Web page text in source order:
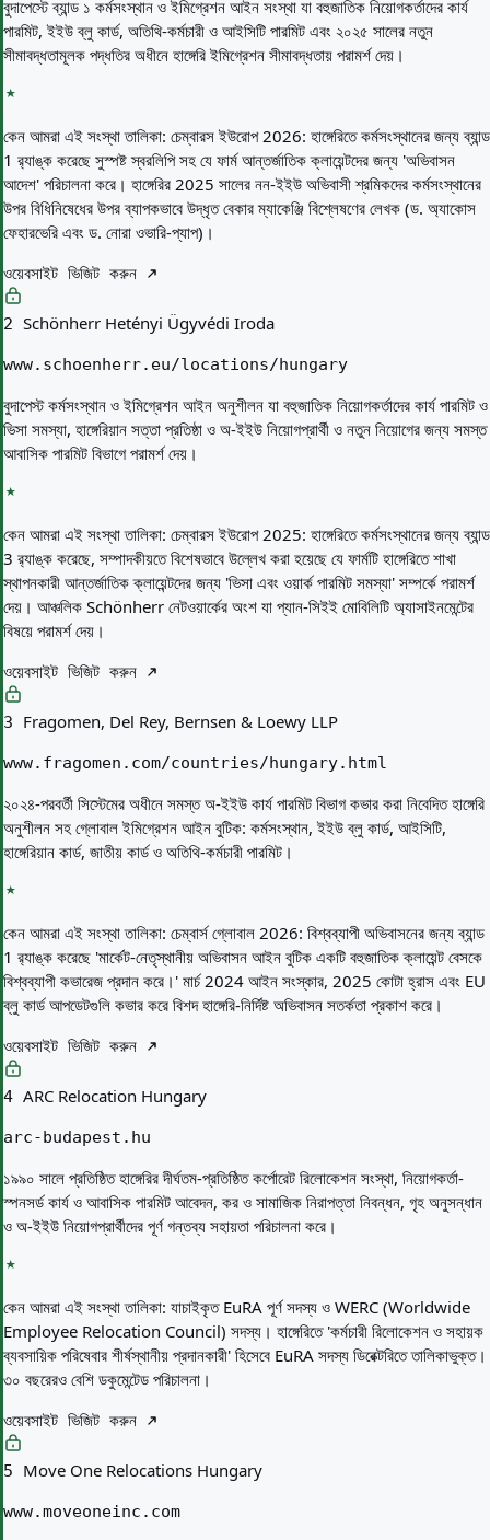
বুদাপেস্টে ব্যান্ড ১ কর্মসংস্থান ও ইমিগ্রেশন আইন সংস্থা যা বহুজাতিক নিয়োগকর্তাদের কার্য
পারমিট, ইইউ ব্লু কার্ড, অতিথি-কর্মচারী ও আইসিটি পারমিট এবং ২০২৫ সালের নতুন
সীমাবদ্ধতামূলক পদ্ধতির অধীনে হাঙ্গেরি ইমিগ্রেশন সীমাবদ্ধতায় পরামর্শ দেয়।
কেন আমরা এই সংস্থা তালিকা: চেম্বারস ইউরোপ 2026: হাঙ্গেরিতে কর্মসংস্থানের জন্য ব্যান্ড
1 র‍্যাঙ্ক করেছে সুস্পষ্ট স্বরলিপি সহ যে ফার্ম আন্তর্জাতিক ক্লায়েন্টদের জন্য 'অভিবাসন
আদেশ' পরিচালনা করে। হাঙ্গেরির 2025 সালের নন-ইইউ অভিবাসী শ্রমিকদের কর্মসংস্থানের
উপর বিধিনিষেধের উপর ব্যাপকভাবে উদ্ধৃত বেকার ম্যাকেঞ্জি বিশ্লেষণের লেখক (ড. অ্যাকোস
ফেহারভেরি এবং ড. নোরা ওভারি-প্যাপ)।
ওয়েবসাইট ভিজিট করুন
2 Schönherr Hetényi Ügyvédi Iroda
www.schoenherr.eu/locations/hungary
বুদাপেস্ট কর্মসংস্থান ও ইমিগ্রেশন আইন অনুশীলন যা বহুজাতিক নিয়োগকর্তাদের কার্য পারমিট ও
ভিসা সমস্যা, হাঙ্গেরিয়ান সত্তা প্রতিষ্ঠা ও অ-ইইউ নিয়োগপ্রার্থী ও নতুন নিয়োগের জন্য সমস্ত
আবাসিক পারমিট বিভাগে পরামর্শ দেয়।
কেন আমরা এই সংস্থা তালিকা: চেম্বারস ইউরোপ 2025: হাঙ্গেরিতে কর্মসংস্থানের জন্য ব্যান্ড
3 র‍্যাঙ্ক করেছে, সম্পাদকীয়তে বিশেষভাবে উল্লেখ করা হয়েছে যে ফার্মটি হাঙ্গেরিতে শাখা
স্থাপনকারী আন্তর্জাতিক ক্লায়েন্টদের জন্য 'ভিসা এবং ওয়ার্ক পারমিট সমস্যা' সম্পর্কে পরামর্শ
দেয়। আঞ্চলিক Schönherr নেটওয়ার্কের অংশ যা প্যান-সিইই মোবিলিটি অ্যাসাইনমেন্টের
বিষয়ে পরামর্শ দেয়।
ওয়েবসাইট ভিজিট করুন
3 Fragomen, Del Rey, Bernsen & Loewy LLP
www.fragomen.com/countries/hungary.html
২০২৪-পরবর্তী সিস্টেমের অধীনে সমস্ত অ-ইইউ কার্য পারমিট বিভাগ কভার করা নিবেদিত হাঙ্গেরি
অনুশীলন সহ গ্লোবাল ইমিগ্রেশন আইন বুটিক: কর্মসংস্থান, ইইউ ব্লু কার্ড, আইসিটি,
হাঙ্গেরিয়ান কার্ড, জাতীয় কার্ড ও অতিথি-কর্মচারী পারমিট।
কেন আমরা এই সংস্থা তালিকা: চেম্বার্স গ্লোবাল 2026: বিশ্বব্যাপী অভিবাসনের জন্য ব্যান্ড
1 র‌্যাঙ্ক করেছে 'মার্কেট-নেতৃস্থানীয় অভিবাসন আইন বুটিক একটি বহুজাতিক ক্লায়েন্ট বেসকে
বিশ্বব্যাপী কভারেজ প্রদান করে।' মার্চ 2024 আইন সংস্কার, 2025 কোটা হ্রাস এবং EU
ব্লু কার্ড আপডেটগুলি কভার করে বিশদ হাঙ্গেরি-নির্দিষ্ট অভিবাসন সতর্কতা প্রকাশ করে।
ওয়েবসাইট ভিজিট করুন
4 ARC Relocation Hungary
arc-budapest.hu
১৯৯০ সালে প্রতিষ্ঠিত হাঙ্গেরির দীর্ঘতম-প্রতিষ্ঠিত কর্পোরেট রিলোকেশন সংস্থা, নিয়োগকর্তা-
স্পনসর্ড কার্য ও আবাসিক পারমিট আবেদন, কর ও সামাজিক নিরাপত্তা নিবন্ধন, গৃহ অনুসন্ধান
ও অ-ইইউ নিয়োগপ্রার্থীদের পূর্ণ গন্তব্য সহায়তা পরিচালনা করে।
কেন আমরা এই সংস্থা তালিকা: যাচাইকৃত EuRA পূর্ণ সদস্য ও WERC (Worldwide
Employee Relocation Council) সদস্য। হাঙ্গেরিতে 'কর্মচারী রিলোকেশন ও সহায়ক
ব্যবসায়িক পরিষেবার শীর্ষস্থানীয় প্রদানকারী' হিসেবে EuRA সদস্য ডিরেক্টরিতে তালিকাভুক্ত।
৩০ বছরেরও বেশি ডকুমেন্টেড পরিচালনা।
ওয়েবসাইট ভিজিট করুন
5 Move One Relocations Hungary
www.moveoneinc.com